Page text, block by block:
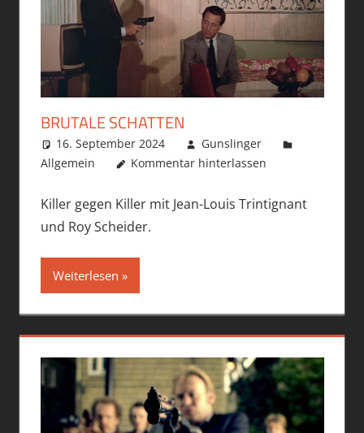
BRUTALE SCHATTEN
16. September 2024
Gunslinger
Allgemein
Kommentar hinterlassen
Killer gegen Killer mit Jean-Louis Trintignant
und Roy Scheider.
Weiterlesen